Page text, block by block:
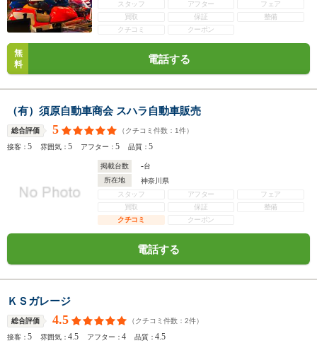
スタッフ
アフター
フェア
買取
保証
整備
クチコミ
クーポン
無
料
電話する
（有）須原自動車商会 スハラ自動車販売
総合評価 5 （クチコミ件数： 1件）
接客：5 雰囲気：5 アフター：5 品質：5
掲載台数 -台
所在地
神奈川県
スタッフ
アフター
フェア
買取
保証
整備
クチコミ
クーポン
電話する
ＫＳガレージ
総合評価 4.5 （クチコミ件数： 2件）
接客：5 雰囲気：4.5 アフター：4 品質：4.5